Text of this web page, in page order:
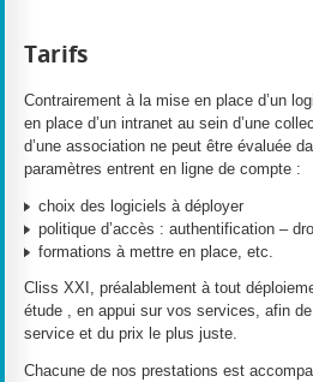
Tarifs
Contrairement à la mise en place d’un
en place d’un intranet au sein d’une
d’une association ne peut être évaluée
paramètres entrent en ligne de compte :
choix des logiciels à déployer
politique d’accès : authentification –
formations à mettre en place, etc.
Cliss XXI, préalablement à tout
étude , en appui sur vos services, afin
service et du prix le plus juste.
Chacune de nos prestations est